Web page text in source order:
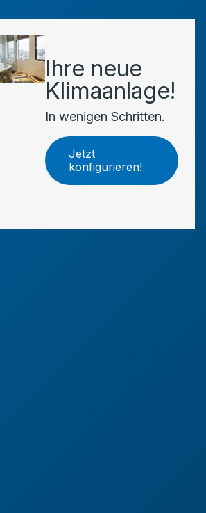
Ihre neue
Klimaanlage!
In wenigen Schritten.
Jetzt
konfigurieren!